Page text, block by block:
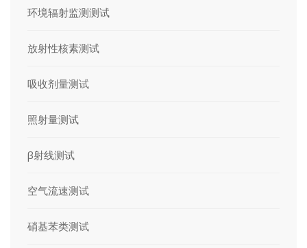
环境辐射监测测试
放射性核素测试
吸收剂量测试
照射量测试
β射线测试
空气流速测试
硝基苯类测试